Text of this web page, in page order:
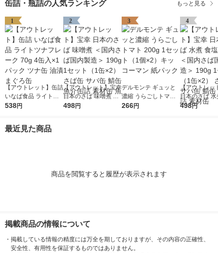
缶詰・瓶詰の人気ランキング もっと見る
1
【アウトレット】缶詰
いなば食品 ライトツ
ナフレーク 70g 4缶入
538円
2
【アウトレット】宝幸
日本のさば 味噌煮 ＜
国内さば国内製造＞ 1
498円
3
デルモンテ ギュッと
濃縮 うらごしトマト
200g 1セット（1個×
266円
4
【アウトレッ
日本のさば
不使用 ＜国内
498円
最近見た商品
商品を閲覧すると履歴が表示されます
掲載商品の情報について
・ 掲載している情報の精度には万全を期しておりますが、その内容の正確性、
安全性、有用性を保証するものではありません。